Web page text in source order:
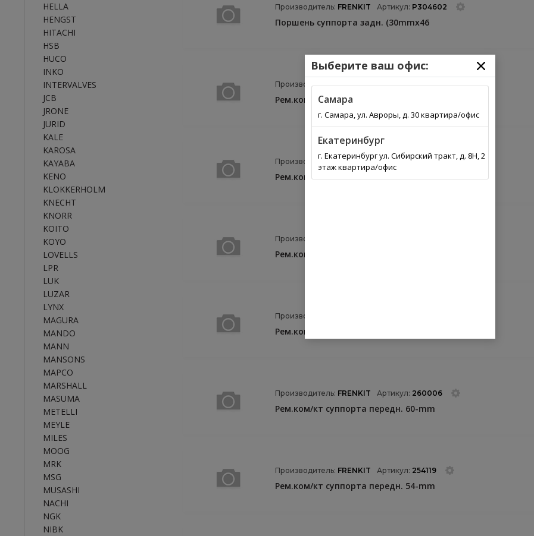
HELLA
HENGST
HITACHI
HSB
HUCO
INKO
INTERVALVES
JCB
JRONE
JURID
KALE
KAROSA
KAYABA
KENO
KLOKKERHOLM
KNECHT
KNORR
KOITO
KOYO
LOVELLS
LPR
LUK
LUZAR
LYNX
MAGURA
MANDO
MANN
MANSONS
MAPCO
MARSHALL
MASUMA
METELLI
MEYLE
MILES
MOOG
MRK
MSG
MUSASHI
NACHI
NGK
NIBK
Производитель: FRENKIT Артикул: P304602
Поршень суппорта задн. (30mmx46
Производитель:FRENKIT Артикул:254004
Рем.ком/кт суппорта передн. 54-mm
Производитель: FRENKIT Артикул:252911
Рем.ком/кт суппорта передн. 52-mm[с поршнем]
Производитель:
Рем.ком/кт суппорта заднего 30-mm
Производитель:
Рем.ком/кт суппорта передн. 43-mm
Производитель: FRENKIT Артикул: 260006
Рем.ком/кт суппорта передн. 60-mm
Производитель: FRENKIT Артикул: 254119
Рем.ком/кт суппорта передн. 54-mm
Выберите ваш офис:
Самара
г. Самара, ул. Авроры, д. 30 квартира/офис
Екатеринбург
г. Екатеринбург ул. Сибирский тракт, д. 8Н, 2
этаж квартира/офис